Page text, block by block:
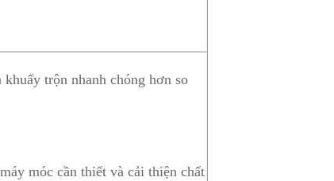
trộn nhanh chóng hơn so
móc cần thiết và cải thiện chất